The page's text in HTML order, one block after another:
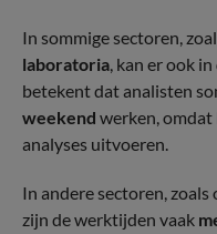
In sommige sectoren,
laboratoria, kan er ook in
betekent dat analisten
weekend werken,
analyses uitvoeren.
In andere sectoren,
zijn de werktijden vaak